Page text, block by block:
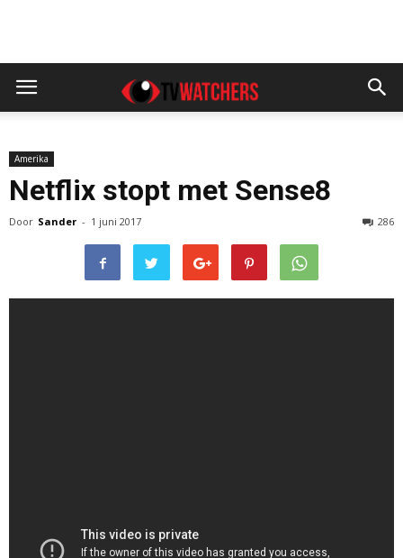
Amerika
Netflix stopt met Sense8
Door Sander - 1 juni 2017 286